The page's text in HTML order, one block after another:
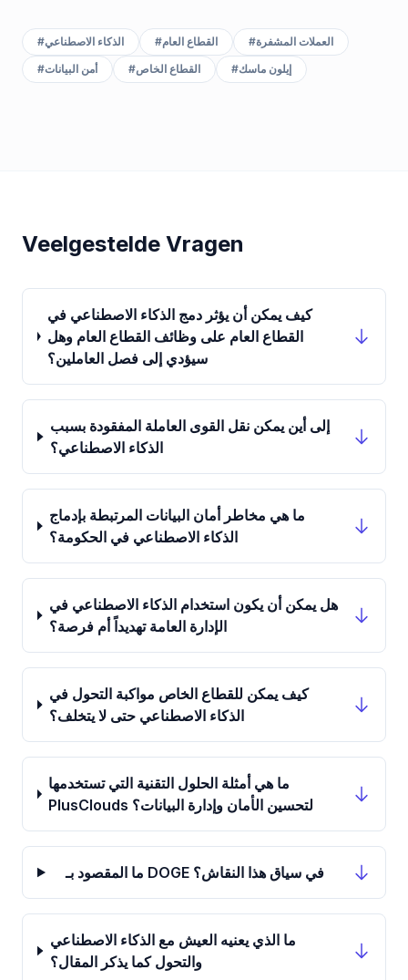
#الذكاء الاصطناعي #القطاع العام #العملات المشفرة
#أمن البيانات #القطاع الخاص #إيلون ماسك
Veelgestelde Vragen
كيف يمكن أن يؤثر دمج الذكاء الاصطناعي في
القطاع العام على وظائف القطاع العام وهل
سيؤدي إلى فصل العاملين؟
إلى أين يمكن نقل القوى العاملة المفقودة بسبب
الذكاء الاصطناعي؟
ما هي مخاطر أمان البيانات المرتبطة بإدماج
الذكاء الاصطناعي في الحكومة؟
هل يمكن أن يكون استخدام الذكاء الاصطناعي في
الإدارة العامة تهديداً أم فرصة؟
كيف يمكن للقطاع الخاص مواكبة التحول في
الذكاء الاصطناعي حتى لا يتخلف؟
ما هي أمثلة الحلول التقنية التي تستخدمها
PlusClouds لتحسين الأمان وإدارة البيانات؟
ما المقصود بـ DOGE في سياق هذا النقاش؟
ما الذي يعنيه العيش مع الذكاء الاصطناعي
والتحول كما يذكر المقال؟